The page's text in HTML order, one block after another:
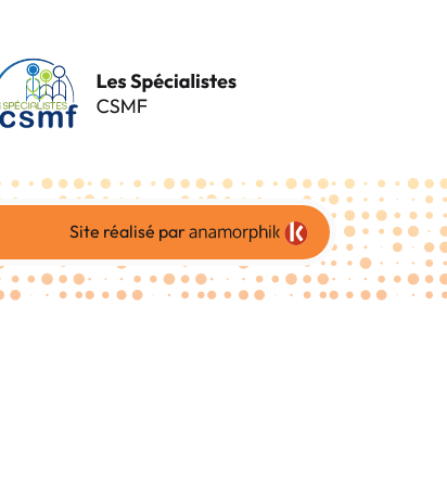
Site réalisé par